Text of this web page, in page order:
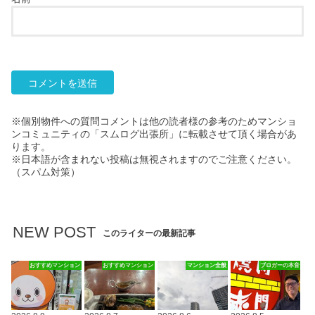
※個別物件への質問コメントは他の読者様の参考のためマンショ
ンコミュニティの「スムログ出張所」に転載させて頂く場合があ
ります。
※日本語が含まれない投稿は無視されますのでご注意ください。
（スパム対策）
NEW POST このライターの最新記事
おすすめマンション おすすめマンション マンション全般 ブロガーの本音